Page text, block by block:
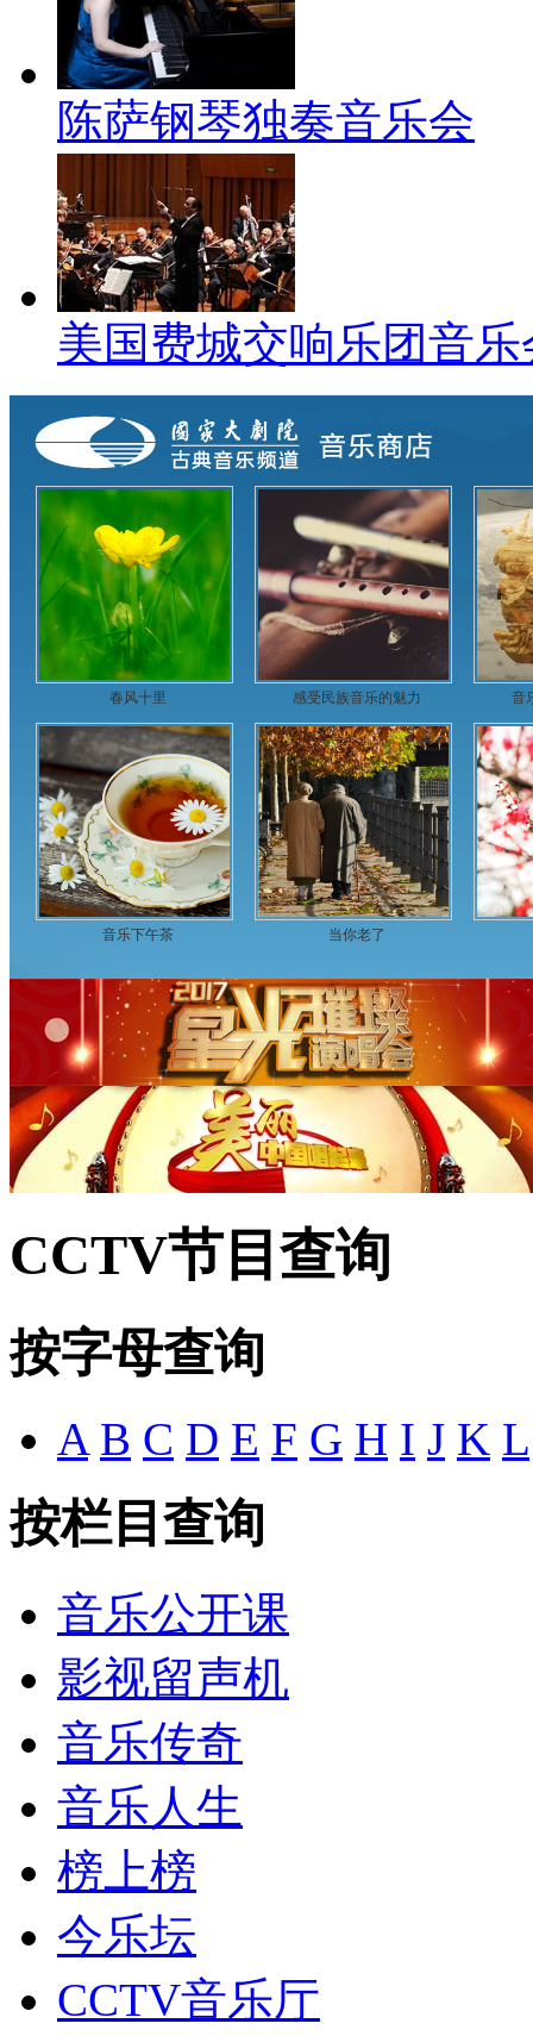
陈萨钢琴独奏音乐会
美国费城交响乐团音乐
CCTV节目查询
按字母查询
A B C D E F G H I J K L
按栏目查询
音乐公开课
影视留声机
音乐传奇
音乐人生
榜上榜
今乐坛
CCTV音乐厅